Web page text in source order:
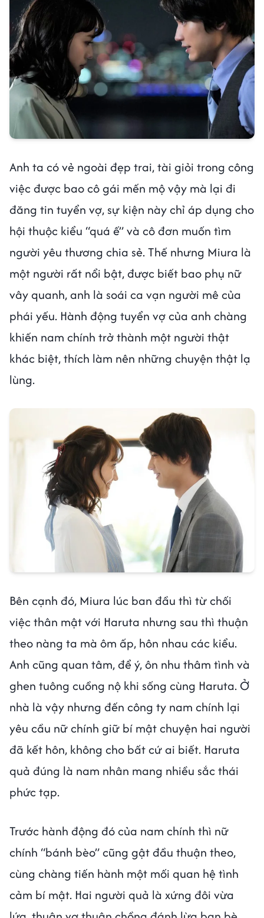
Anh ta có vẻ ngoài đẹp trai, tài giỏi trong công
việc được bao cô gái mến mộ vậy mà lại đi
đăng tin tuyển vợ, sự kiện này chỉ áp dụng cho
hội thuộc kiểu “quá ế” và cô đơn muốn tìm
người yêu thương chia sẻ. Thế nhưng Miura là
một người rất nổi bật, được biết bao phụ nữ
vây quanh, anh là soái ca vạn người mê của
phái yếu. Hành động tuyển vợ của anh chàng
khiến nam chính trở thành một người thật
khác biệt, thích làm nên những chuyện thật lạ
lùng.
Bên cạnh đó, Miura lúc ban đầu thì từ chối
việc thân mật với Haruta nhưng sau thì thuận
theo nàng ta mà ôm ấp, hôn nhau các kiểu.
Anh cũng quan tâm, để ý, ôn nhu thâm tình và
ghen tuông cuồng nộ khi sống cùng Haruta. Ở
nhà là vậy nhưng đến công ty nam chính lại
yêu cầu nữ chính giữ bí mật chuyện hai người
đã kết hôn, không cho bất cứ ai biết. Haruta
quả đúng là nam nhân mang nhiều sắc thái
phức tạp.
Trước hành động đó của nam chính thì nữ
chính “bánh bèo” cũng gật đầu thuận theo,
cùng chàng tiến hành một mối quan hệ tình
cảm bí mật. Hai người quả là xứng đôi vừa